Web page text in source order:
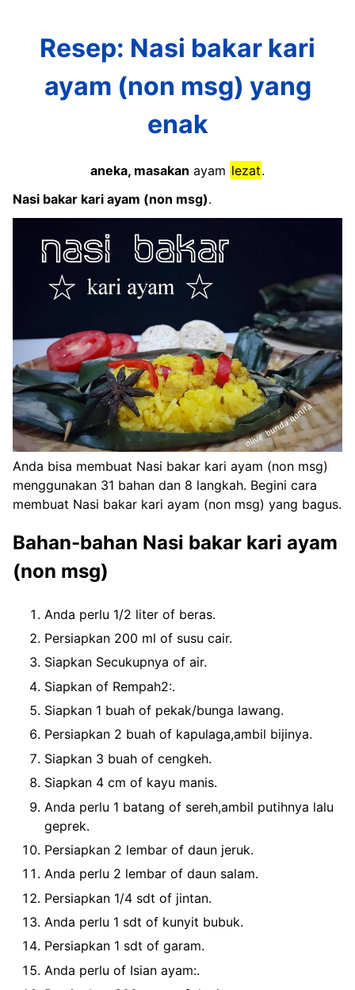
Resep: Nasi bakar kari
ayam (non msg) yang
enak
aneka, masakan ayam lezat.
Nasi bakar kari ayam (non msg).
Anda bisa membuat Nasi bakar kari ayam (non msg)
menggunakan 31 bahan dan 8 langkah. Begini cara
membuat Nasi bakar kari ayam (non msg) yang bagus.
Bahan-bahan Nasi bakar kari ayam
(non msg)
Anda perlu 1/2 liter of beras.
Persiapkan 200 ml of susu cair.
Siapkan Secukupnya of air.
Siapkan of Rempah2:.
Siapkan 1 buah of pekak/bunga lawang.
Persiapkan 2 buah of kapulaga,ambil bijinya.
Siapkan 3 buah of cengkeh.
Siapkan 4 cm of kayu manis.
Anda perlu 1 batang of sereh,ambil putihnya lalu
geprek.
Persiapkan 2 lembar of daun jeruk.
Anda perlu 2 lembar of daun salam.
Persiapkan 1/4 sdt of jintan.
Anda perlu 1 sdt of kunyit bubuk.
Persiapkan 1 sdt of garam.
Anda perlu of Isian ayam:.